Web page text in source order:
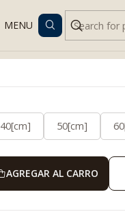
MENU
condiciones.
Baño | Acero
40[cm] 50[cm]
AGREGAR AL CARRO